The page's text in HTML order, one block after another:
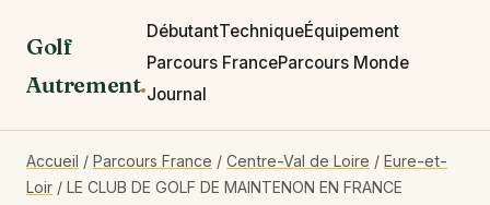
Golf
Autrement.
DébutantTechniqueÉquipement
Parcours FranceParcours Monde
Journal
Accueil / Parcours France / Centre-Val de Loire / Eure-et-
Loir / LE CLUB DE GOLF DE MAINTENON EN FRANCE